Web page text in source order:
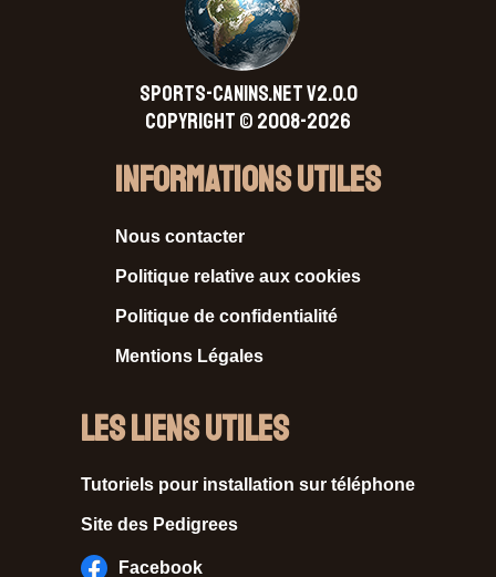
SPORTS-CANINS.NET V2.0.0
Copyright © 2008-2026
Informations Utiles
Nous contacter
Politique relative aux cookies
Politique de confidentialité
Mentions Légales
Les liens utiles
Tutoriels pour installation sur téléphone
Site des Pedigrees
Facebook